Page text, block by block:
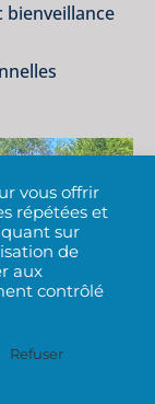
bienveillance
vous offrir
répétées et
sur
de
aux
contrôlé
Refuser